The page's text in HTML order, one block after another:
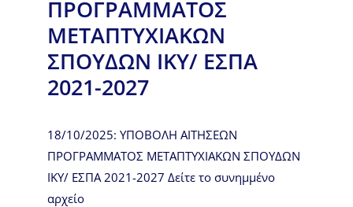
ΠΡΟΓΡΑΜΜΑΤΟΣ
ΜΕΤΑΠΤΥΧΙΑΚΩΝ
ΣΠΟΥΔΩΝ ΙΚΥ/ ΕΣΠΑ
2021-2027
18/10/2025: ΥΠΟΒΟΛΗ ΑΙΤΗΣΕΩΝ
ΠΡΟΓΡΑΜΜΑΤΟΣ ΜΕΤΑΠΤΥΧΙΑΚΩΝ ΣΠΟΥΔΩΝ
ΙΚΥ/ ΕΣΠΑ 2021-2027 Δείτε το συνημμένο
αρχείο